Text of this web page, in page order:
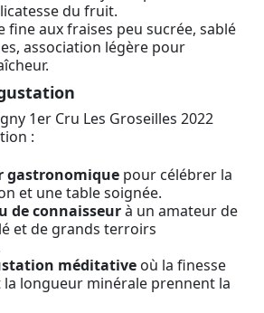
du fruit.
fine aux fraises peu sucrée, sablé
association légère pour
1er Cru Les Groseilles 2022
:
gastronomique pour célébrer la
et une table soignée.
de connaisseurà un amateur de
et de grands terroirs
méditative où la finesse
longueur minérale prennent la